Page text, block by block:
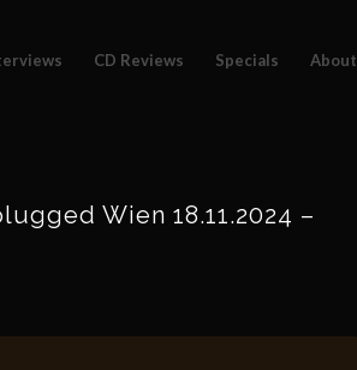
CD Reviews Specials About
Wien 18.11.2024 –